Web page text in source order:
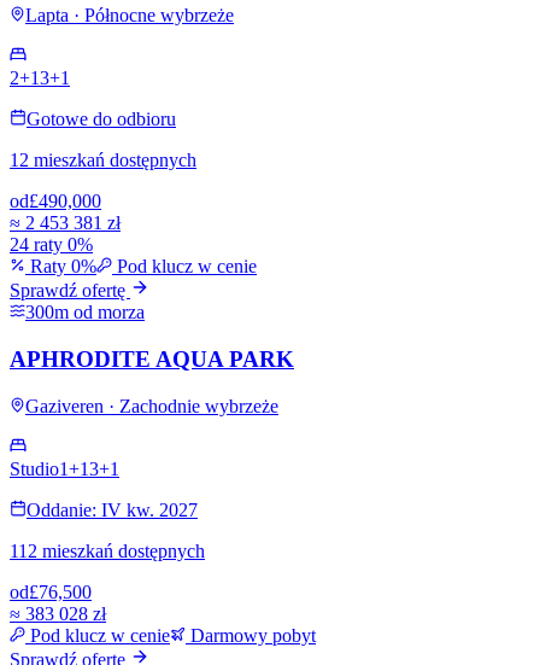
Lapta · Północne wybrzeże
2+13+1
Gotowe do odbioru
12 mieszkań dostępnych
od£490,000
≈ 2 453 381 zł
24 raty 0%
Raty 0%
Pod klucz w cenie
Sprawdź ofertę
300m od morza
APHRODITE AQUA PARK
Gaziveren · Zachodnie wybrzeże
Studio1+13+1
Oddanie: IV kw. 2027
112 mieszkań dostępnych
od£76,500
≈ 383 028 zł
Pod klucz w cenie
Darmowy pobyt
Sprawdź ofertę